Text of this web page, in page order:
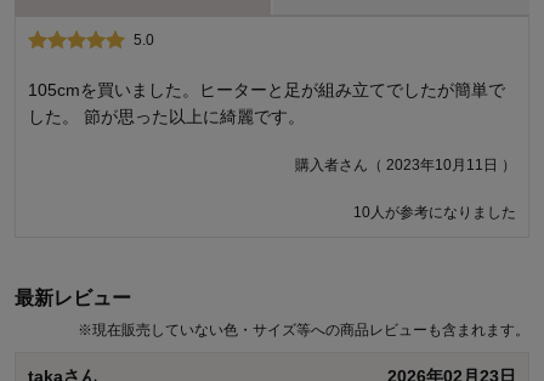
5.0
105cmを買いました。ヒーターと足が組み立てでしたが簡単で
した。 節が思った以上に綺麗です。
購入者さん（ 2023年10月11日 ）
10人が参考になりました
1.0
2025年3月に購入し、ヒーターユニットはつけずに机として利
ます。寒くなってきたので、ヒーターユニットを取り付けてこ
ており、別のヒーターユニットを購入しました。届いてすぐに
て使うことを楽しみにしていたのでとても残念でした。
最新レビュー
※現在販売していない色・サイズ等への商品レビューも含まれます。
takaさん 2026年02月23日